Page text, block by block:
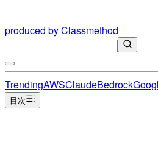
produced by Classmethod
TrendingAWSClaudeBedrock
目次